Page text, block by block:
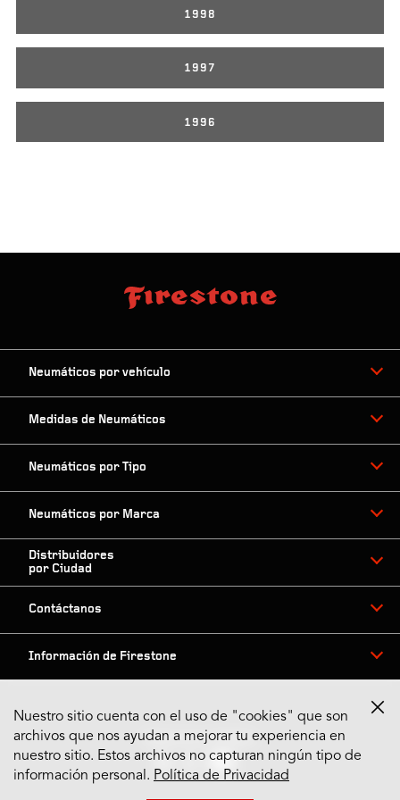
1998
1997
1996
Neumáticos por vehículo
Medidas de Neumáticos
Neumáticos por Tipo
Neumáticos por Marca
Distribuidores
por Ciudad
Contáctanos
Información de Firestone
Síguenos en Redes
Nuestro sitio cuenta con el uso de "cookies" que son
archivos que nos ayudan a mejorar tu experiencia en
nuestro sitio. Estos archivos no capturan ningún tipo de
información personal. Política de Privacidad